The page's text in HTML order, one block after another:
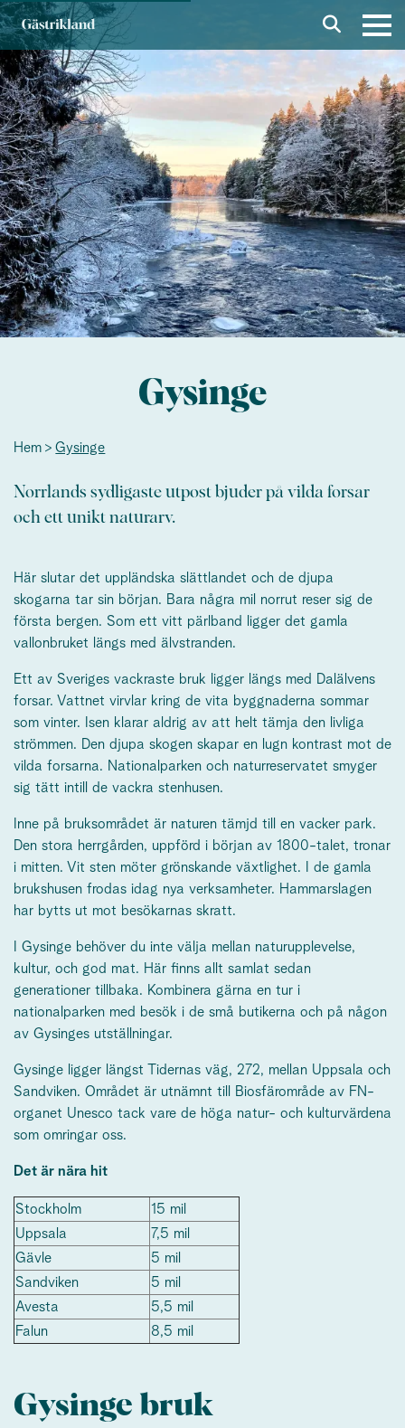
Gysinge
Hem Gysinge
Norrlands sydligaste utpost bjuder på vilda forsar
och ett unikt naturarv.
Här slutar det uppländska slättlandet och de djupa
skogarna tar sin början. Bara några mil norrut reser sig de
första bergen. Som ett vitt pärlband ligger det gamla
vallonbruket längs med älvstranden.
Ett av Sveriges vackraste bruk ligger längs med Dalälvens
forsar. Vattnet virvlar kring de vita byggnaderna sommar
som vinter. Isen klarar aldrig av att helt tämja den livliga
strömmen. Den djupa skogen skapar en lugn kontrast mot de
vilda forsarna. Nationalparken och naturreservatet smyger
sig tätt intill de vackra stenhusen.
Inne på bruksområdet är naturen tämjd till en vacker park.
Den stora herrgården, uppförd i början av 1800-talet, tronar
i mitten. Vit sten möter grönskande växtlighet. I de gamla
brukshusen frodas idag nya verksamheter. Hammarslagen
har bytts ut mot besökarnas skratt.
I Gysinge behöver du inte välja mellan naturupplevelse,
kultur, och god mat. Här finns allt samlat sedan
generationer tillbaka. Kombinera gärna en tur i
nationalparken med besök i de små butikerna och på någon
av Gysinges utställningar.
Gysinge ligger längst Tidernas väg, 272, mellan Uppsala och
Sandviken. Området är utnämnt till Biosfärområde av FN-
organet Unesco tack vare de höga natur- och kulturvärdena
som omringar oss.
Det är nära hit
Stockholm
15 mil
Uppsala
7,5 mil
Gävle
5 mil
Sandviken
5 mil
Avesta
5,5 mil
Falun
8,5 mil
Gysinge bruk